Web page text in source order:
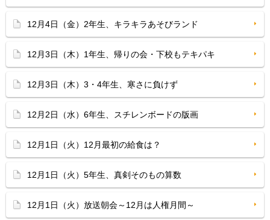
12月4日（金）2年生、キラキラあそびランド
12月3日（木）1年生、帰りの会・下校もテキパキ
12月3日（木）3・4年生、寒さに負けず
12月2日（水）6年生、スチレンボードの版画
12月1日（火）12月最初の給食は？
12月1日（火）5年生、真剣そのもの算数
12月1日（火）放送朝会～12月は人権月間～